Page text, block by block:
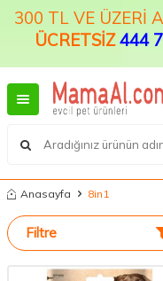
300 TL VE ÜZERİ
ÜCRETSİZ444
Anasayfa 8in1
Filtre